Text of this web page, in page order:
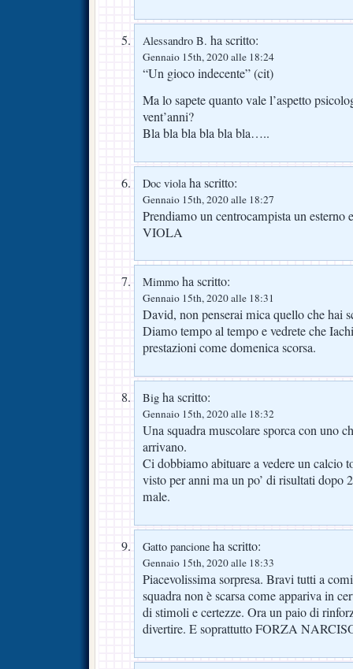
Alessandro B. ha scritto:
Gennaio 15th, 2020 alle 18:24
“Un gioco indecente” (cit)
Ma lo sapete quanto vale l’aspetto
vent’anni?
Bla bla bla bla bla bla…..
Doc violaha scritto:
Gennaio 15th, 2020 alle 18:27
Prendiamo un centrocampista un
VIOLA
Mimmo ha scritto:
Gennaio 15th, 2020 alle 18:31
David, non penserai mica quello che hai
Diamo tempo al tempo e vedrete che
prestazioni come domenica scorsa.
Big ha scritto:
Gennaio 15th, 2020 alle 18:32
Una squadra muscolare sporca con uno
arrivano.
Ci dobbiamo abituare a vedere un calcio
visto per anni ma un po’ di risultati dopo
male.
Gatto pancione ha scritto:
Gennaio 15th, 2020 alle 18:33
Piacevolissima sorpresa. Bravi tutti a
squadra non è scarsa come appariva in
di stimoli e certezze. Ora un paio di
divertire. E soprattutto FORZA